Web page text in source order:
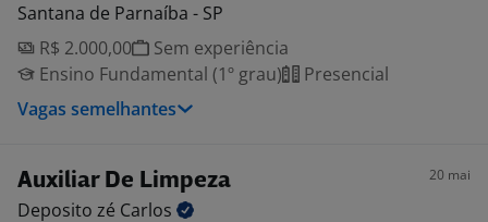
Santana de Parnaíba - SP
R$ 2.000,00
Sem experiência
Ensino Fundamental (1º grau)
Presencial
Vagas semelhantes
Auxiliar De Limpeza 20 mai
Deposito zé Carlos